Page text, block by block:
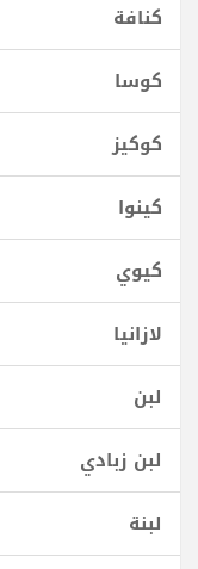
كنافة
كوسا
كوكيز
كينوا
كيوي
لازانيا
لبن
لبن زبادي
لبنة